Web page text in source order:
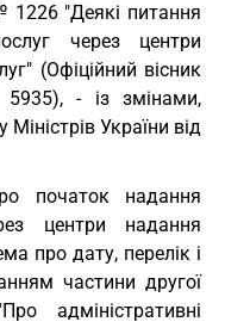
1226 "Деякі питання
через центри
(Офіційний вісник
- із змінами,
України від
початок надання
центри надання
про дату, перелік і
частини другої
адміністративні